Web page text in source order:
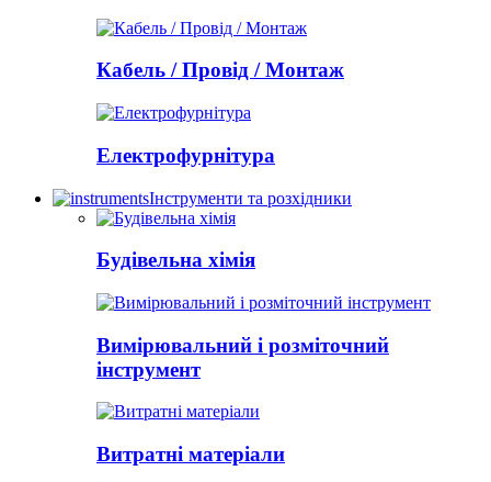
Кабель / Провід / Монтаж
Електрофурнітура
Інструменти та розхідники
Будівельна хімія
Вимірювальний і розміточний
інструмент
Витратні матеріали